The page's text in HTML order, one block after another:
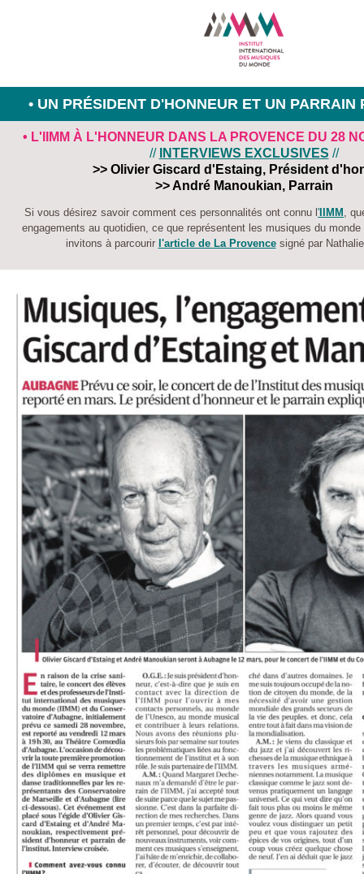
• UN PRÉSIDENT D'HONNEUR ET UN PARRAIN
• L'IIMM À L'HONNEUR DANS LA PROVENCE DU 28
// INTERVIEWS EXCLUSIVES //
>> Olivier Giscard d'Estaing, Président
>> André Manoukian, Parrain
Si vous désirez savoir comment ces personnalités ont connu l ' IIMM ,
engagements au quotidien, ce que représentent les musiques du
invitons à parcourir l'article de La Provencesigné par